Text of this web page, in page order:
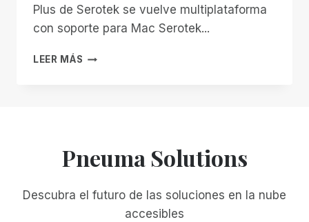
Plus de Serotek se vuelve multiplataforma
con soporte para Mac Serotek...
LEER MÁS PALABRAS
DE
VUELVE
MULTIPLATAFORMA
Pneuma Solutions
Descubra el futuro de las soluciones en la nube
accesibles